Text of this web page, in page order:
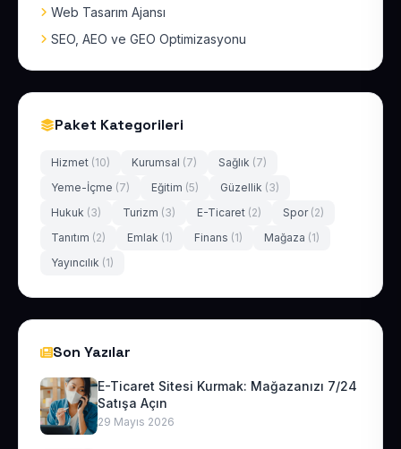
Web Tasarım Ajansı
SEO, AEO ve GEO Optimizasyonu
Paket Kategorileri
Hizmet (10) Kurumsal (7) Sağlık (7)
Yeme-İçme (7) Eğitim (5) Güzellik (3)
Hukuk (3) Turizm (3) E-Ticaret (2) Spor (2)
Tanıtım (2) Emlak (1) Finans (1) Mağaza (1)
Yayıncılık (1)
Son Yazılar
E-Ticaret Sitesi Kurmak: Mağazanızı 7/24
Satışa Açın
29 Mayıs 2026